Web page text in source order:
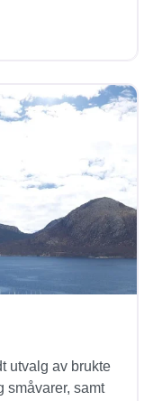
utvalg av brukte
småvarer, samt